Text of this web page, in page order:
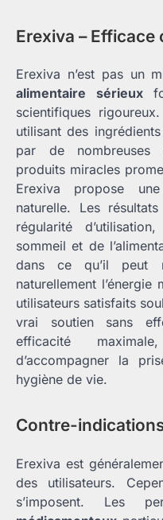
Erexiva – Efficace
Erexiva n’est pas un
alimentaire sérieux
scientifiques
utilisant des
par de nombreuses
produits miracles
Erexiva propose
naturelle. Les
régularité
sommeil et de
dans ce qu’il peut
naturellement
utilisateurs satisfaits
vrai soutien sans
efficacité
d’accompagner la
hygiène de vie.
Contre-
Erexiva est
des utilisateurs.
s’imposent. Les